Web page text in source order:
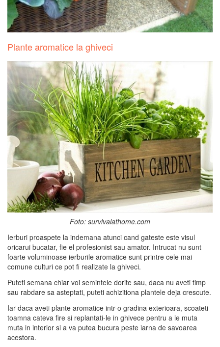
Plante aromatice la ghiveci
Foto: survivalathome.com
Ierburi proaspete la indemana atunci cand gateste este visul
oricarui bucatar, fie el profesionist sau amator. Intrucat nu sunt
foarte voluminoase ierburile aromatice sunt printre cele mai
comune culturi ce pot fi realizate la ghiveci.
Puteti semana chiar voi semintele dorite sau, daca nu aveti timp
sau rabdare sa asteptati, puteti achizitiona plantele deja crescute.
Iar daca aveti plante aromatice intr-o gradina exterioara, scoateti
toamna cateva fire si replantati-le in ghivece pentru a le muta
muta in interior si a va putea bucura peste iarna de savoarea
acestora.